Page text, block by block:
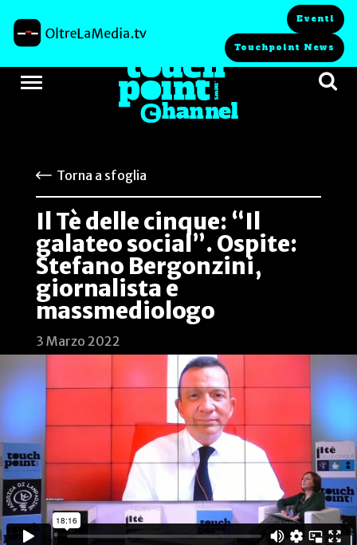
Eventi
Touchpoint News
Torna a sfoglia
Il Tè delle cinque: “Il
galateo social”. Ospite:
Stefano Bergonzini,
giornalista e
massmediologo
3 Marzo 2022